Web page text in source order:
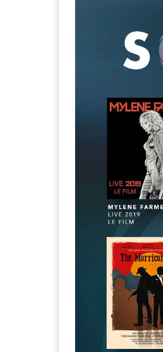
KEINE ANGEBOTE
VERPASSEN
Erhalten Sie exklusive Angebote,
Updates direkt in Ihr Postfach.
jederzeit kündbar.
Jetzt anmelden
Mit der Anmeldung akzeptieren
Datenschutzerklärung. Sie
jederzeit wieder abmelden.